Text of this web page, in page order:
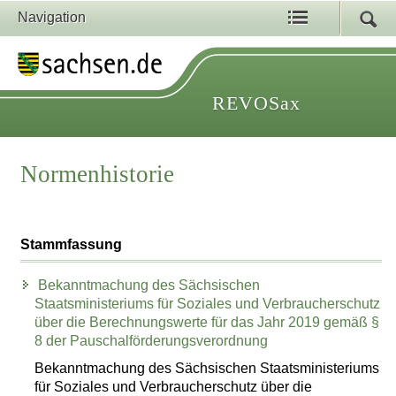
Navigation
REVOSax
Normenhistorie
Stammfassung
Bekanntmachung des Sächsischen
Staatsministeriums für Soziales und Verbraucherschutz
über die Berechnungswerte für das Jahr 2019 gemäß §
8 der Pauschalförderungsverordnung
Bekanntmachung des Sächsischen Staatsministeriums
für Soziales und Verbraucherschutz über die